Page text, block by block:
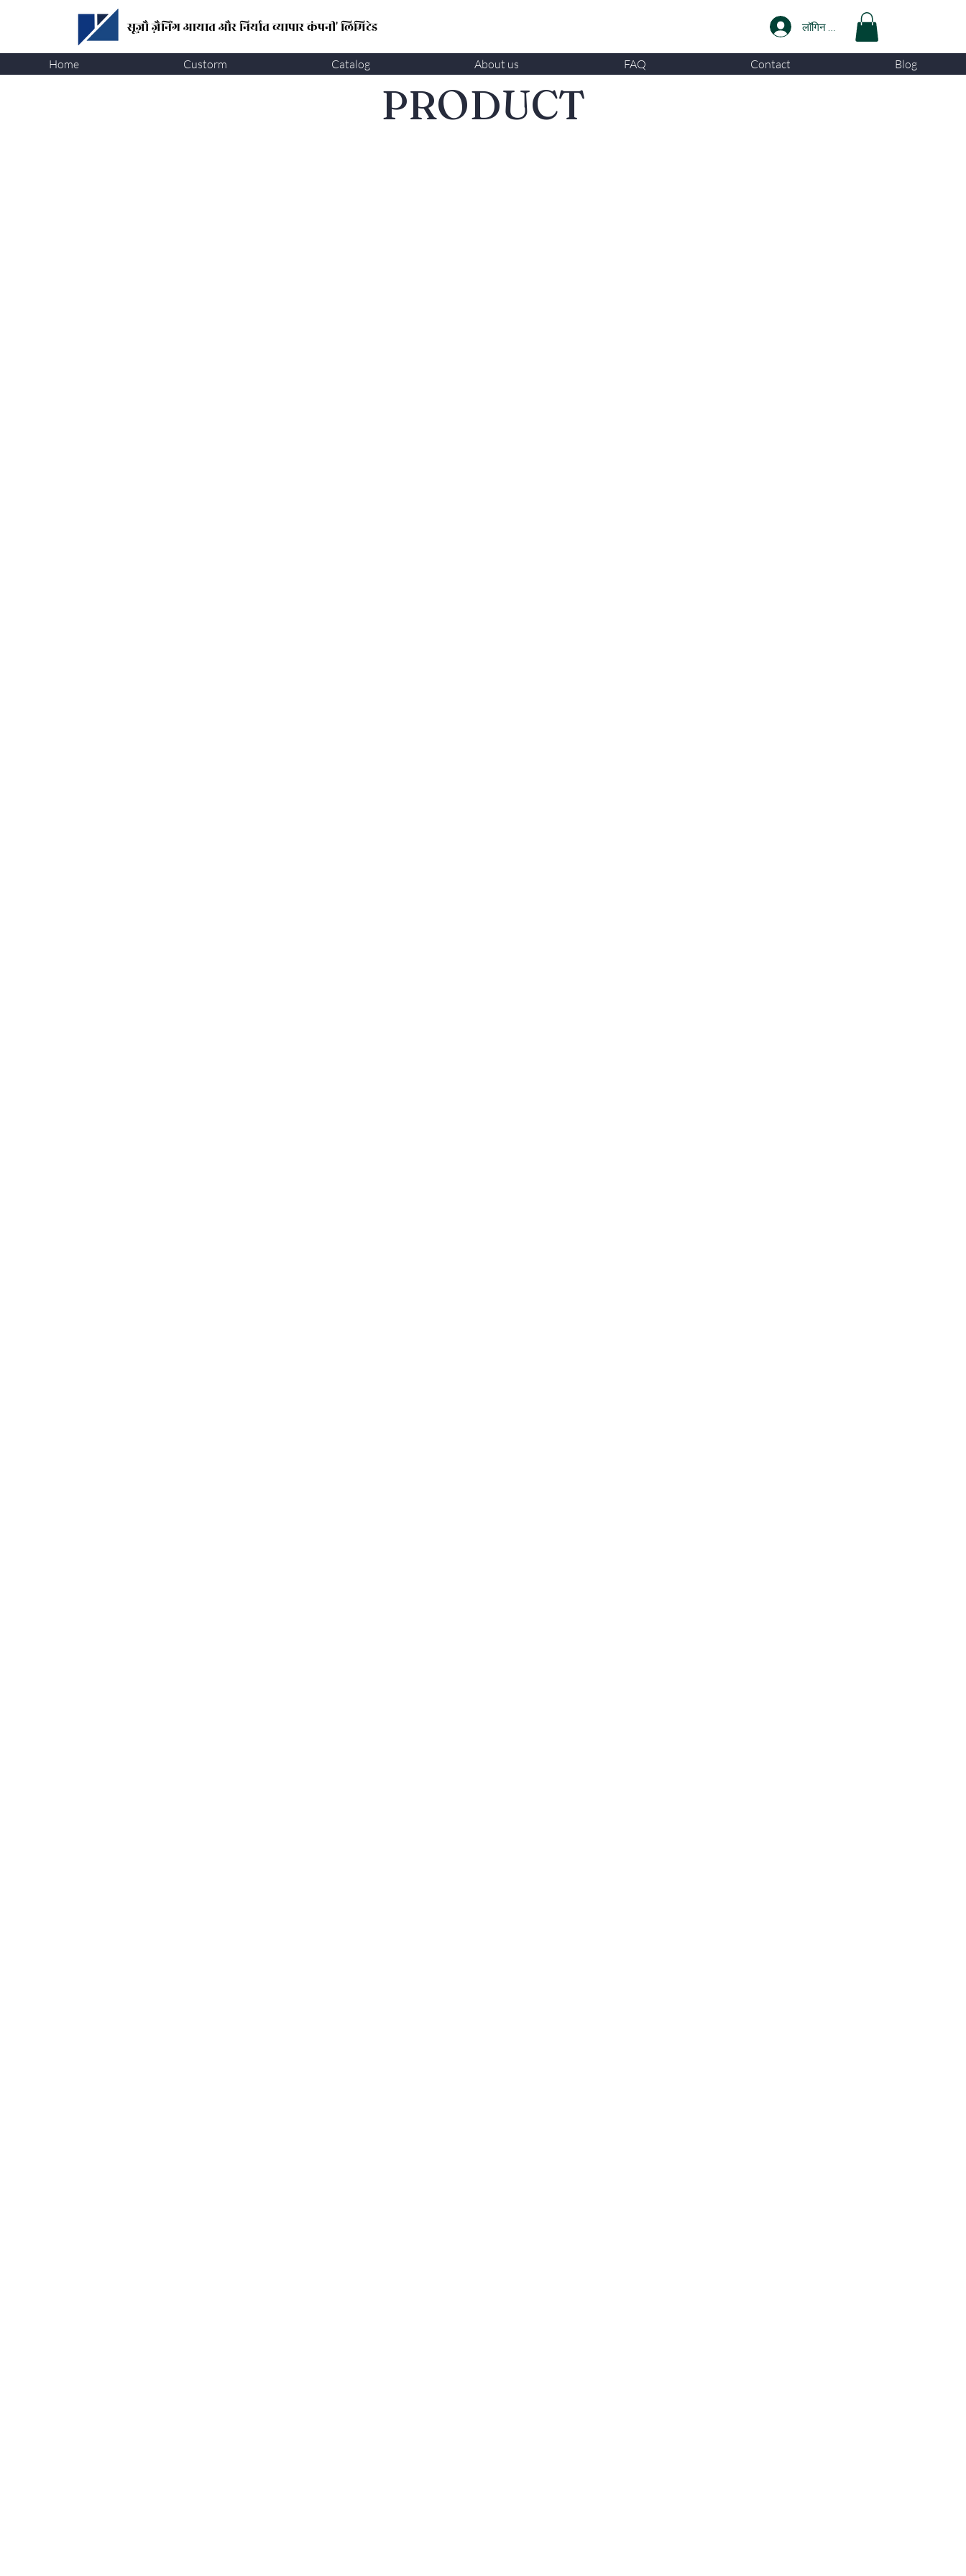
सूज़ौ ज़ैनिंगआयात और निर्यात व्यापार कंपनी' लिमिटेड लॉगिन करें
Home Custorm Catalog About us FAQ Contact Blog
​PRODUCT